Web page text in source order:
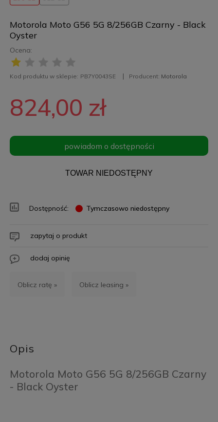
Motorola Moto G56 5G 8/256GB Czarny - Black
Oyster
Ocena:
Kod produktu w sklepie: PB7Y0043SE Producent: Motorola
824,00 zł
powiadom o dostępności
TOWAR NIEDOSTĘPNY
Dostępność: Tymczasowo niedostępny
zapytaj o produkt
dodaj opinię
Oblicz ratę » Oblicz leasing »
Opis
Motorola Moto G56 5G 8/256GB Czarny
- Black Oyster